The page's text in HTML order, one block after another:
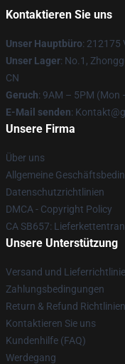
Kontaktieren Sie uns
Unser Hauptbüro: 212175
Unser Lager: No.1,
CN
Geruch: 9AM – 5PM (Mon
E-Mail senden:
Unsere Firma
Über uns
Allgemeine
Datenschutzrichtlinien
DMCA - Copyright Policy
CA SB657:
Unsere Unterstützung
Versand und
Zahlungsbedingungen
Return & Refund Richtlinien
Kontaktieren Sie uns
Kundenhilfe (FAQ)
Werdegang